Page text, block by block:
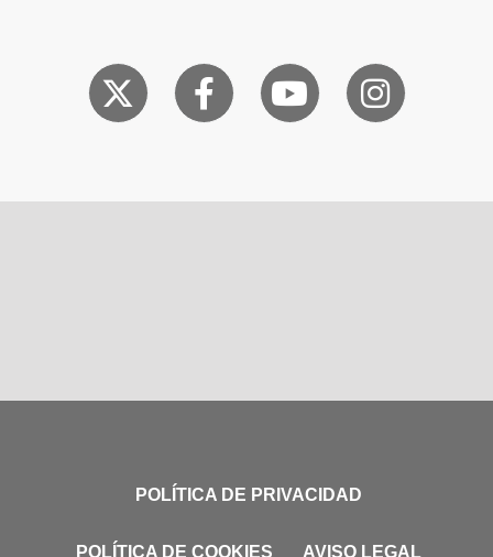
POLÍTICA DE PRIVACIDAD
POLÍTICA DE COOKIES AVISO LEGAL